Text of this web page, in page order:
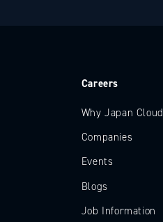
Careers
Why Japan Cloud
Companies
Events
Blogs
Job Information